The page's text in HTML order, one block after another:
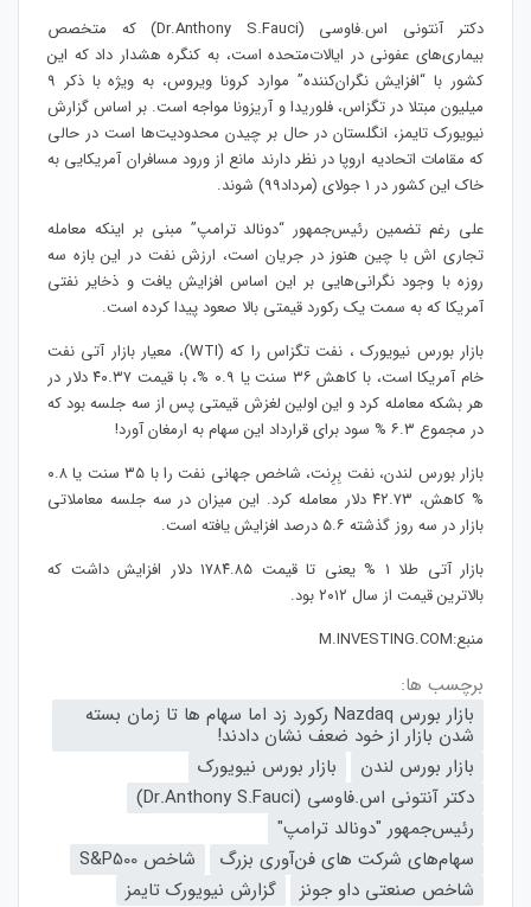
دکتر آنتونی اس.فاوسی (Dr.Anthony S.Fauci) که متخصص
بیماری‌های عفونی در ایالات‌متحده است، به کنگره هشدار داد که این
کشور با “افزایش نگران‌کننده” موارد کرونا ویروس، به ویژه با ذکر 9
میلیون مبتلا در تگزاس، فلوریدا و آریزونا مواجه است. بر اساس گزارش
نیویورک ‌تایمز، انگلستان در حال بر چیدن محدودیت‌ها است در حالی
که مقامات اتحادیه اروپا در نظر دارند مانع از ورود مسافران آمریکایی به
خاک این کشور در ۱ جولای (مرداد99) شوند.​ ​
علی ‌رغم تضمین رئیس‌جمهور “دونالد ترامپ” مبنی بر اینکه معامله
تجاری اش با چین هنوز در جریان است، ارزش نفت در این بازه سه
روزه با وجود نگرانی‌هایی بر این اساس افزایش یافت و ذخایر نفتی
آمریکا که به سمت یک رکورد قیمتی بالا صعود پیدا کرده است.
بازار بورس نیویورک ، نفت تگزاس را که (WTI)، معیار بازار آتی نفت
خام آمریکا است، با کاهش ۳۶ سنت یا ۰.۹ %، با قیمت ۴۰.۳۷ دلار در
هر بشکه معامله کرد و این اولین لغزش قیمتی پس از سه جلسه بود که
در مجموع ۶.۳ % سود برای قرارداد این سهام به ارمغان آورد!
بازار بورس لندن، نفت بِرِنت، شاخص جهانی نفت را با ۳۵ سنت یا ۰.۸
% کاهش، ۴۲.۷۳ دلار معامله کرد. این میزان در سه جلسه معاملاتی
بازار در سه روز گذشته ۵.۶ درصد افزایش ‌یافته است.
بازار آتی طلا ۱ % یعنی تا قیمت ۱۷۸۴.۸۵ دلار افزایش داشت که
بالاترین قیمت از سال ۲۰۱۲ بود. ​
منبع:M.INVESTING.COM
برچسب ها:
بازار بورس Nazdaq رکورد زد اما سهام ها تا زمان بسته
شدن بازار از خود ضعف نشان دادند!
بازار بورس لندن
بازار بورس نیویورک
دکتر آنتونی اس.فاوسی (Dr.Anthony S.Fauci)
رئیس‌جمهور "دونالد ترامپ"
سهام‌های شرکت های فن‌آوری بزرگ
شاخص S&P500
شاخص صنعتی داو جونز
گزارش نیویورک ‌تایمز